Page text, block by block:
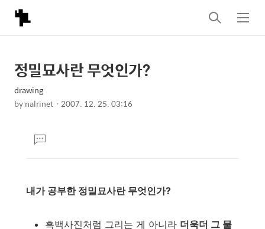
검
색
메
뉴
상
세
컨
본
문
제
목
정밀묘사란 무엇인가?
drawing
bynalrinet 2007. 12. 25. 03:16
댓
글
내가 공부한 정밀묘사란 무엇인가?
흑백사진처럼 그리는 게 아니라 더욱더 그 물